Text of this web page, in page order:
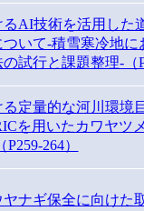
AI技術を活用した
いて-積雪寒冷地に
試行と課題整理-（
定量的な河川環境
を用いたカワヤツ
264）
ナギ保全に向けた